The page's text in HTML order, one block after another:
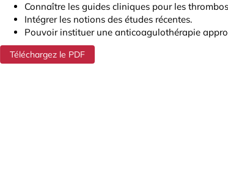
Connaître les guides cliniques pour les
Intégrer les notions des études récentes.
Pouvoir instituer une anticoagulothérapie
Téléchargez le PDF